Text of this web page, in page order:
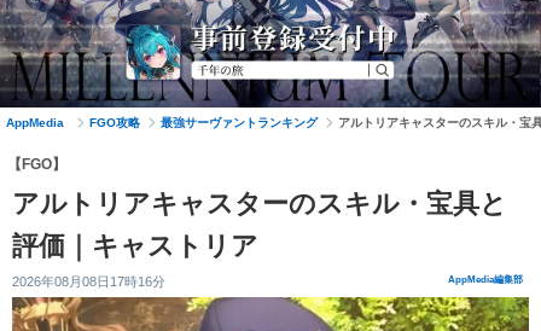
AppMedia FGO攻略 最強サーヴァントランキング アルトリアキャスターのスキル・宝
【FGO】
アルトリアキャスターのスキル・宝具と
評価｜キャストリア
2026年08月08日17時16分 AppMedia編集部